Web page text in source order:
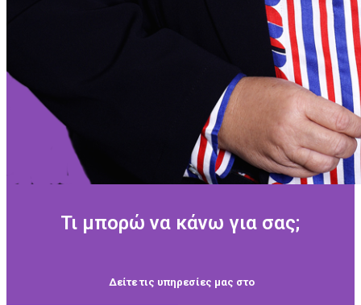
Τι μπορώ να κάνω για σας;
Δείτε τις υπηρεσίες μας στο